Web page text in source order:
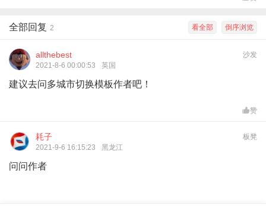
倒序浏览
看全部
全部回复 2
沙发
allthebest
2021-8-6 00:00:53 英国
建议去问多城市切换模板作者吧！
赞
板凳
耗子
2021-9-6 16:15:23 黑龙江
问问作者